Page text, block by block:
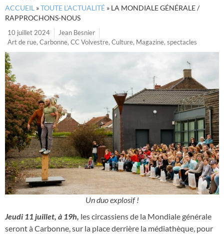
ACCUEIL »TOUTE L’ACTUALITÉ » LA MONDIALE GÉNÉRALE /
RAPPROCHONS-NOUS
10 juillet 2024
Jean Besnier
Art de rue, Carbonne, CC Volvestre, Culture, Magazine, spectacles
Un duo explosif !
Jeudi 11 juillet, à 19h, les circassiens de la Mondiale générale
seront à Carbonne, sur la place derrière la médiathèque, pour